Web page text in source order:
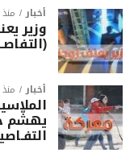
أخبار
وزير
أخبار
يهشّم